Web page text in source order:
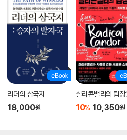
리더의 삼국지
18,000원
실리콘밸리의 팀장
10% 10,350원